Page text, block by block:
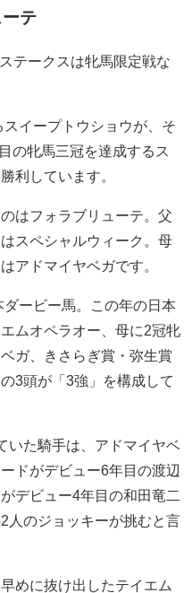
テ
テークスは牝馬限定戦な
イープトウショウが、そ
の牝馬三冠を達成するス
利しています。
はフォラブリューテ。父
スペシャルウィーク。母
アドマイヤベガです。
ービー馬。この年の日本
ムオペラオー、母に2冠牝
ガ、きさらぎ賞・弥生賞
3頭が「3強」を構成して
いた騎手は、アドマイヤベ
ドがデビュー6年目の渡辺
デビュー4年目の和田竜二
人のジョッキーが挑むと言
めに抜け出したテイエム